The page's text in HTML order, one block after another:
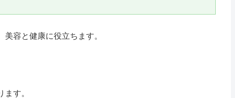
容と健康に役立ちます。
す。